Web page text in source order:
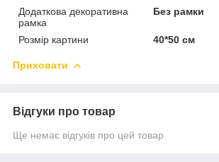
Додаткова декоративна
рамка
Без рамки
Розмір картини 40*50 см
Приховати
Відгуки про товар
Ще немає відгуків про цей товар